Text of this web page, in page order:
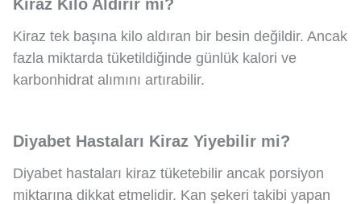
Kiraz Kilo Aldırır mı?
Kiraz tek başına kilo aldıran bir besin değildir. Ancak
fazla miktarda tüketildiğinde günlük kalori ve
karbonhidrat alımını artırabilir.
Diyabet Hastaları Kiraz Yiyebilir mi?
Diyabet hastaları kiraz tüketebilir ancak porsiyon
miktarına dikkat etmelidir. Kan şekeri takibi yapan